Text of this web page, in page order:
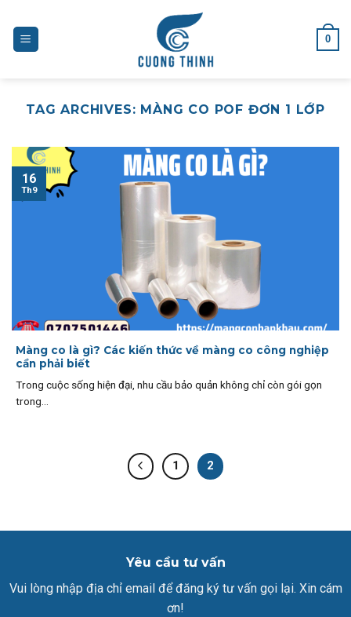
content
0
TAG ARCHIVES: MÀNG CO POF ĐƠN 1 LỚP
Màng co là gì? Các kiến thức về màng co công nghiệp
cần phải biết
Trong cuộc sống hiện đại, nhu cầu bảo quản không chỉ còn gói gọn
trong...
16
Th9
1 2
Yêu cầu tư vấn
Vui lòng nhập địa chỉ email để đăng ký tư vấn gọi lại. Xin cám
ơn!